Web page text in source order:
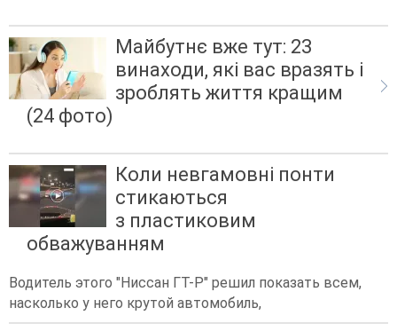
Майбутнє вже тут: 23
винаходи, які вас вразять і
зроблять життя кращим
(24 фото)
Коли невгамовні понти
стикаються
з пластиковим
обважуванням
Водитель этого "Ниссан ГТ-Р" решил показать всем,
насколько у него крутой автомобиль,